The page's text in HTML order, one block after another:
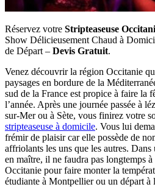
Réservez votre Stripteaseuse
Show Délicieusement Chaud à
de Départ – Devis Gratuit.
Venez découvrir la région Occitanie
paysages en bordure de la
sud de la France est propice à faire la
l’année. Après une journée passée à
sur-Mer ou à Sète, vous finirez votre
stripteaseuse à domicile. Vous lui
frémir de plaisir car elle possède de
affriolants les uns que les autres.
en maître, il ne faudra pas longtemps
Occitanie pour faire monter la
étudiante à Montpellier ou un départ à